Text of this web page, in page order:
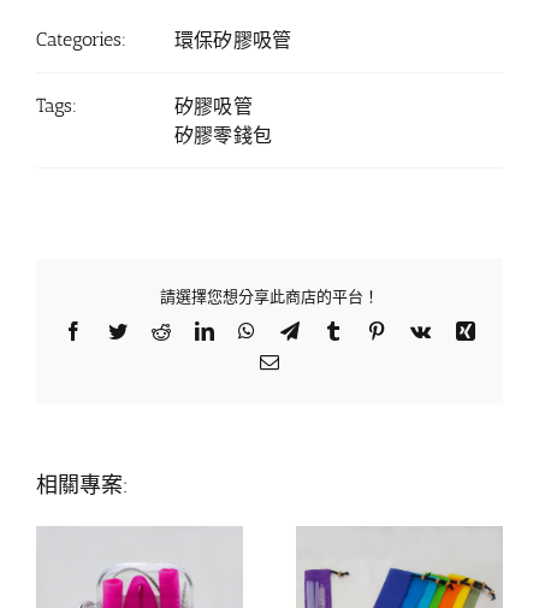
Categories: 環保矽膠吸管
Tags:
矽膠吸管
矽膠零錢包
請選擇您想分享此商店的平台！
Facebook
TwitterRedditLinkedInWhatsApp
TelegramTumblr Pinterest
Vk
Xing
Email:
相關專案: